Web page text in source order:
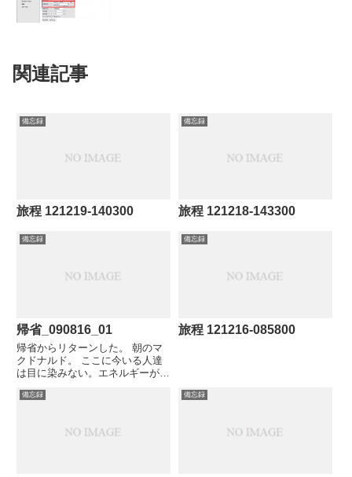
関連記事
備忘録
旅程 121219-140300
備忘録
旅程 121218-143300
備忘録
帰省_090816_01
帰省からリターンした。 朝のマ
クドナルド。 ここに今いる人達
は目に染みない。エネルギーが自
クのBGMはコンザバなジャズ、
ブペリーが流れていた...
備忘録
旅程 121216-085800
備忘録 備忘録